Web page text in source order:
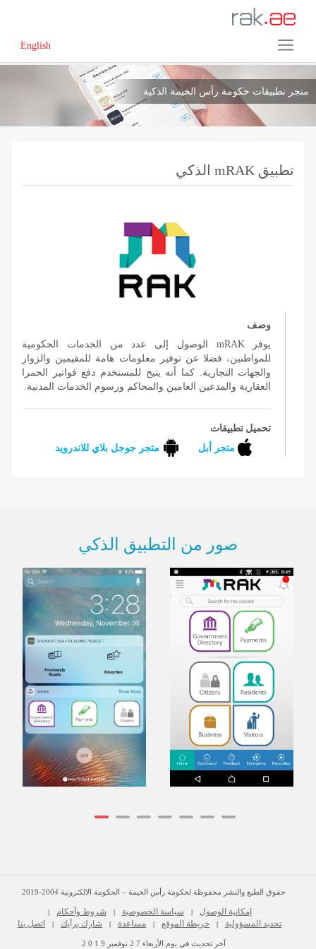
English
متجر تطبيقات حكومة رأس الخيمة الذكية
الذكي mRAK تطبيق
وصف
يوفر mRAK الوصول إلى عدد من الخدمات الحكومية
للمواطنين، فضلا عن توفير معلومات هامة للمقيمين والزوار
والجهات التجارية. كما أنه يتيح للمستخدم دفع فواتير الحمرا
العقارية والمدعين العامين والمحاكم ورسوم الخدمات المدنية.
تحميل تطبيقات
متجر أبل متجر جوجل بلاي للاندرويد
صور من التطبيق الذكي
حقوق الطبع والنشر محفوظة لحكومة رأس الخيمة – الحكومة الالكترونية 2004-2019
إمكانية الوصول | سياسة الخصوصية | شروط وأحكام |
تحديد المسؤولية | خريطة الموقع | مساعدة | شارك برأيك | اتصل بنا
2 0 1 9 نوفمبر 2 7 الأربعاء آخر تحديث في يوم